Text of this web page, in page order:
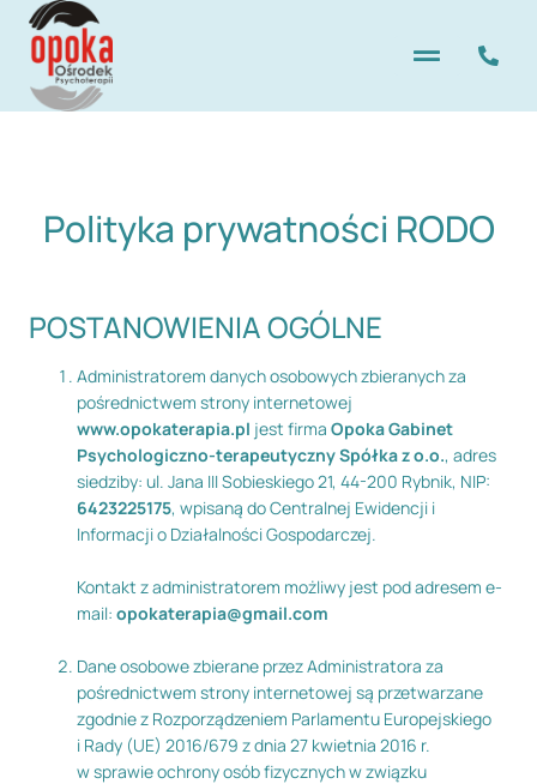
Polityka prywatności RODO
POSTANOWIENIA OGÓLNE
Administratorem danych osobowych zbieranych za
pośrednictwem strony internetowej
www.opokaterapia.pl jest firma Opoka Gabinet
Psychologiczno-terapeutyczny Spółka z o.o., adres
siedziby: ul. Jana III Sobieskiego 21, 44-200 Rybnik, NIP:
6423225175, wpisaną do Centralnej Ewidencji i
Informacji o Działalności Gospodarczej.
Kontakt z administratorem możliwy jest pod adresem e-
mail: opokaterapia@gmail.com
Dane osobowe zbierane przez Administratora za
pośrednictwem strony internetowej są przetwarzane
zgodnie z Rozporządzeniem Parlamentu Europejskiego
i Rady (UE) 2016/679 z dnia 27 kwietnia 2016 r.
w sprawie ochrony osób fizycznych w związku